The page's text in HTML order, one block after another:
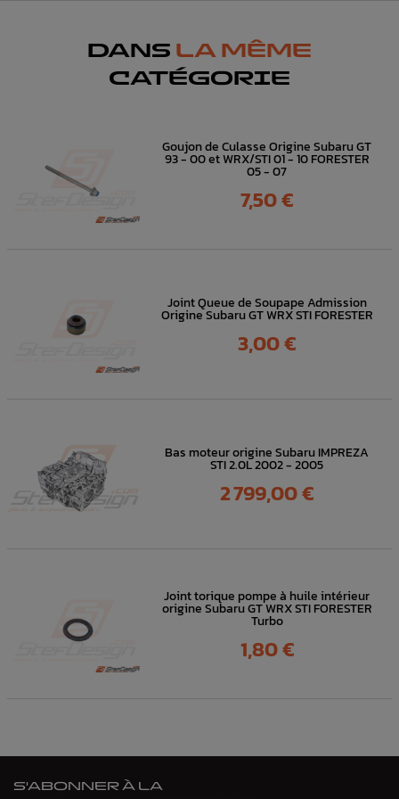
DANS LA MÊME
CATÉGORIE
Goujon de Culasse Origine Subaru GT
93 - 00 et WRX/STI 01 - 10 FORESTER
05 - 07
Prix
7,50 €
Joint Queue de Soupape Admission
Origine Subaru GT WRX STI FORESTER
Prix
3,00 €
Bas moteur origine Subaru IMPREZA
STI 2.0L 2002 - 2005
Prix
2 799,00 €
Joint torique pompe à huile intérieur
origine Subaru GT WRX STI FORESTER
Turbo
Prix
1,80 €
S'ABONNER À LA